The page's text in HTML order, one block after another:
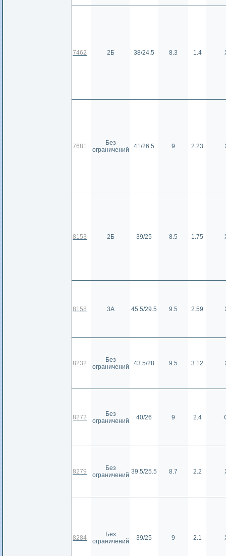
7462 2Б 38/24.5 8.3 1.4
7681
Без
ограничений
41/26.5 9 2.23
8153 2Б 39/25 8.5 1.75
8158 3А 45.5/29.5 9.5 2.59
8232
Без
ограничений
43.5/28 9.5 3.12
8272
Без
ограничений
40/26 9 2.4
8279
Без
ограничений 39.5/25.5 8.7 2.2
8284
Без
ограничений
39/25 9 2.1